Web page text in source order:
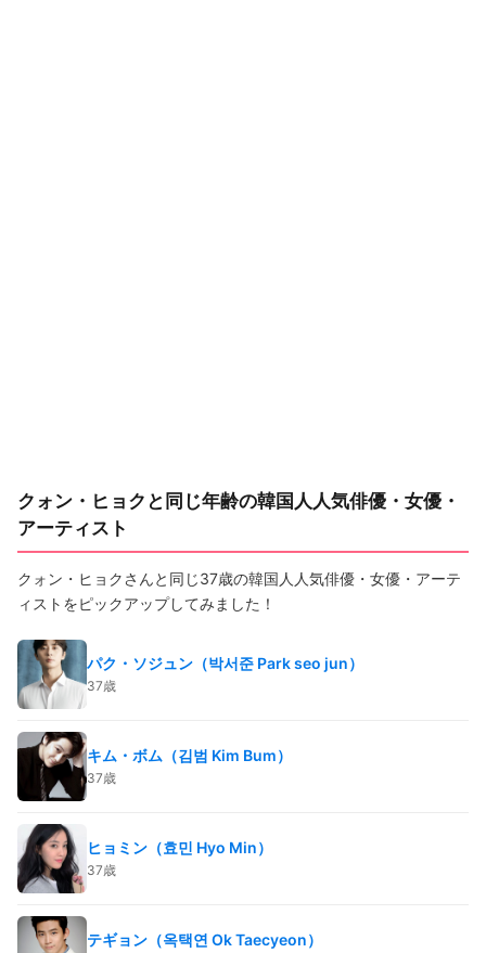
クォン・ヒョクと同じ年齢の韓国人人気俳優・女優・
アーティスト
クォン・ヒョクさんと同じ37歳の韓国人人気俳優・女優・アーテ
ィストをピックアップしてみました！
パク・ソジュン（박서준 Park seo jun）
37歳
キム・ボム（김범 Kim Bum）
37歳
ヒョミン（효민 Hyo Min）
37歳
テギョン（옥택연 Ok Taecyeon）